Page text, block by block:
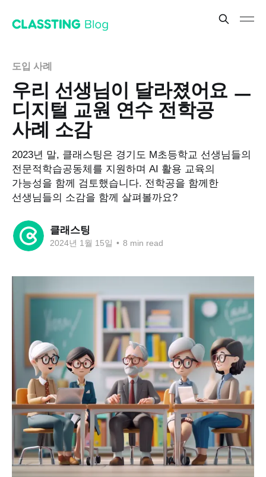
도입 사례
우리 선생님이 달라졌어요 ㅡ
디지털 교원 연수 전학공
사례 소감
2023년 말, 클래스팅은 경기도 M초등학교 선생님들의
전문적학습공동체를 지원하며 AI 활용 교육의
가능성을 함께 검토했습니다. 전학공을 함께한
선생님들의 소감을 함께 살펴볼까요?
클래스팅
2024년 1월 15일 • 8 min read